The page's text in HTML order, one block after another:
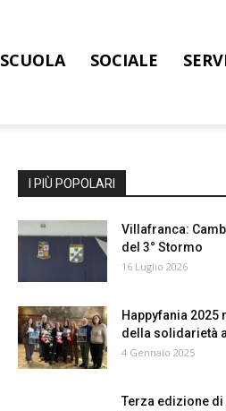
SCUOLA SOCIALE
I PIÙ POPOLARI
Villafranca:
del 3° Stormo
16 Luglio 2026
Happyfania 2025
della solidarietà
4 Gennaio 2025
Terza edizione di